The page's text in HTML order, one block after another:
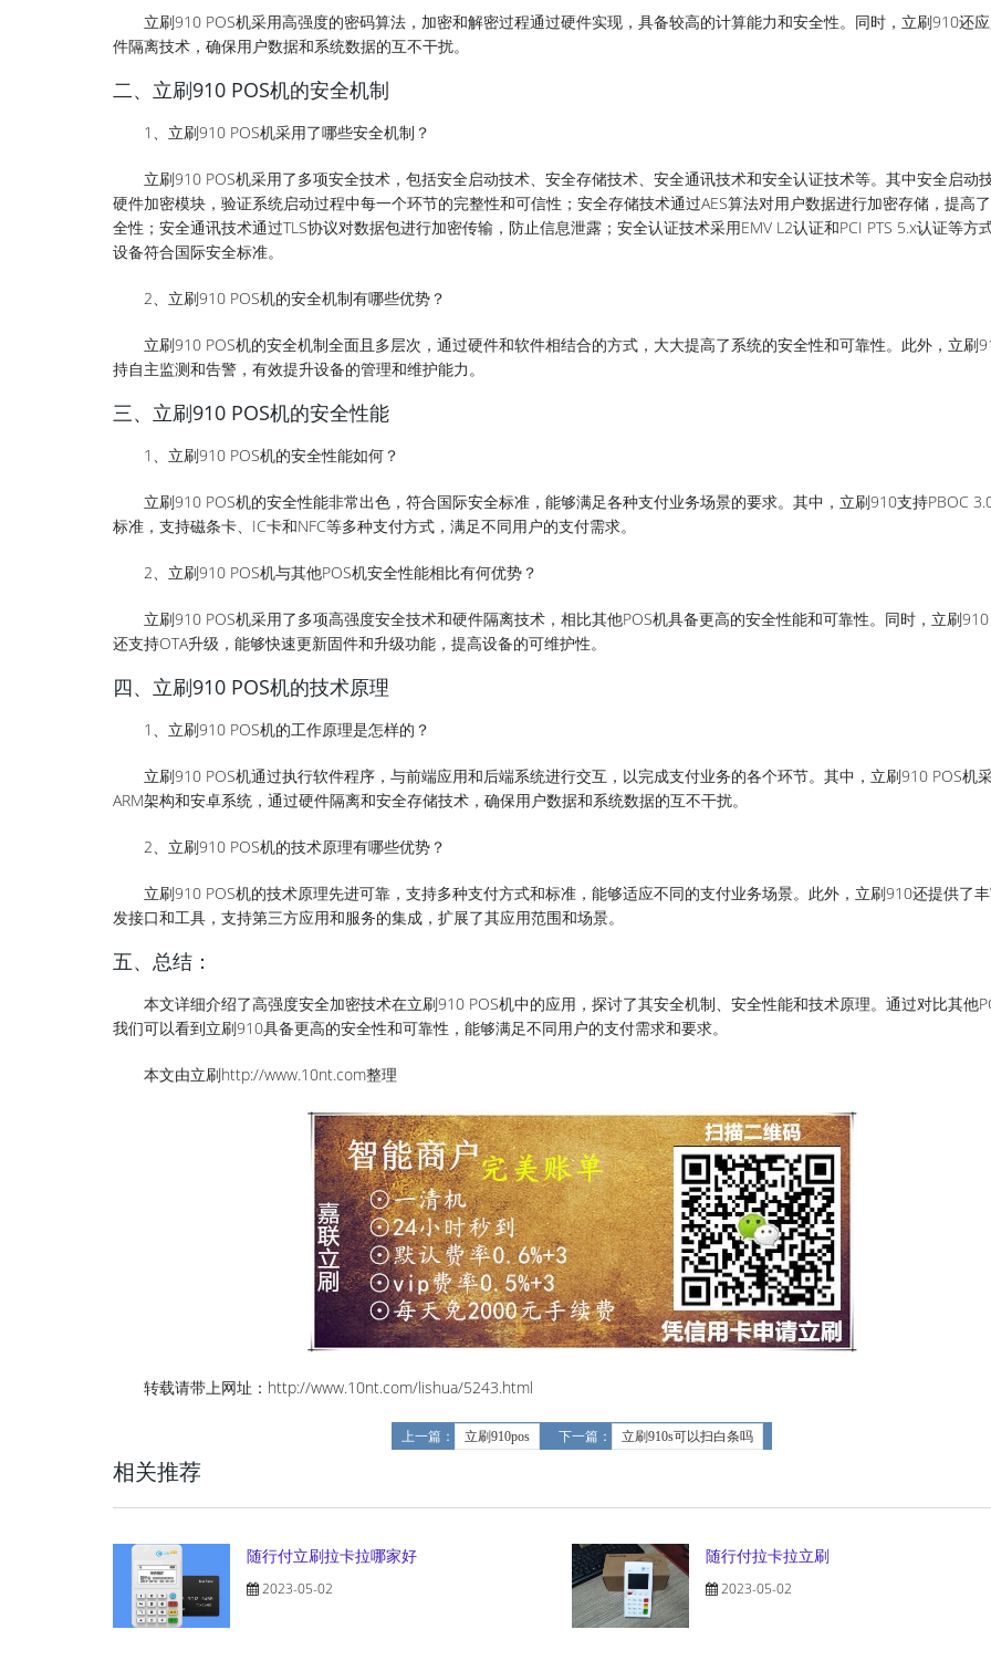
立刷910 POS机采用高强度的密码算法，加密和解密过程通过硬件实现，具备较高的计算能力和安全性。同时，立刷910还
件隔离技术，确保用户数据和系统数据的互不干扰。
二、立刷910 POS机的安全机制
1、立刷910 POS机采用了哪些安全机制？
立刷910 POS机采用了多项安全技术，包括安全启动技术、安全存储技术、安全通讯技术和安全认证技术等。其中安全启动
硬件加密模块，验证系统启动过程中每一个环节的完整性和可信性；安全存储技术通过AES算法对用户数据进行加密存储，提高
全性；安全通讯技术通过TLS协议对数据包进行加密传输，防止信息泄露；安全认证技术采用EMV L2认证和PCI PTS 5.x认证等方
设备符合国际安全标准。
2、立刷910 POS机的安全机制有哪些优势？
立刷910 POS机的安全机制全面且多层次，通过硬件和软件相结合的方式，大大提高了系统的安全性和可靠性。此外，立刷
持自主监测和告警，有效提升设备的管理和维护能力。
三、立刷910 POS机的安全性能
1、立刷910 POS机的安全性能如何？
立刷910 POS机的安全性能非常出色，符合国际安全标准，能够满足各种支付业务场景的要求。其中，立刷910支持PBOC
标准，支持磁条卡、IC卡和NFC等多种支付方式，满足不同用户的支付需求。
2、立刷910 POS机与其他POS机安全性能相比有何优势？
立刷910 POS机采用了多项高强度安全技术和硬件隔离技术，相比其他POS机具备更高的安全性能和可靠性。同时，立刷910
还支持OTA升级，能够快速更新固件和升级功能，提高设备的可维护性。
四、立刷910 POS机的技术原理
1、立刷910 POS机的工作原理是怎样的？
立刷910 POS机通过执行软件程序，与前端应用和后端系统进行交互，以完成支付业务的各个环节。其中，立刷910 POS机
ARM架构和安卓系统，通过硬件隔离和安全存储技术，确保用户数据和系统数据的互不干扰。
2、立刷910 POS机的技术原理有哪些优势？
立刷910 POS机的技术原理先进可靠，支持多种支付方式和标准，能够适应不同的支付业务场景。此外，立刷910还提供了
发接口和工具，支持第三方应用和服务的集成，扩展了其应用范围和场景。
五、总结：
本文详细介绍了高强度安全加密技术在立刷910 POS机中的应用，探讨了其安全机制、安全性能和技术原理。通过对比其他
我们可以看到立刷910具备更高的安全性和可靠性，能够满足不同用户的支付需求和要求。
本文由立刷http://www.10nt.com整理
转载请带上网址：http://www.10nt.com/lishua/5243.html
上一篇： 立刷910pos 下一篇： 立刷910s可以扫白条吗
相关推荐
随行付立刷拉卡拉哪家好
2023-05-02
随行付拉卡拉立刷
2023-05-02